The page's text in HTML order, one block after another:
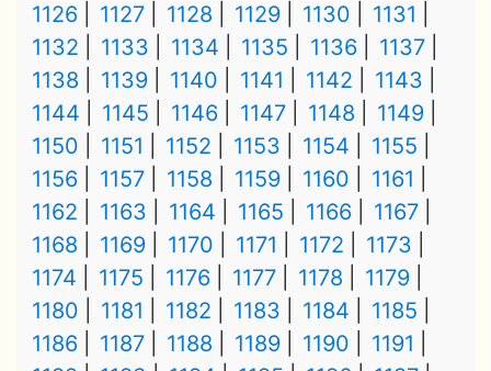
1126
1127 1128 1129 1130
1131
1132
1133 1134 1135 1136
1137
1138
1139 1140 1141 1142
1143
1144
1145 1146 1147 1148
1149
1150
1151 1152 1153 1154
1155
1156
1157 1158 1159 1160
1161
1162
1163 1164 1165 1166
1167
1168
1169 1170 1171 1172
1173
1174
1175 1176 1177 1178
1179
1180
1181 1182 1183 1184
1185
1186
1187 1188 1189 1190
1191